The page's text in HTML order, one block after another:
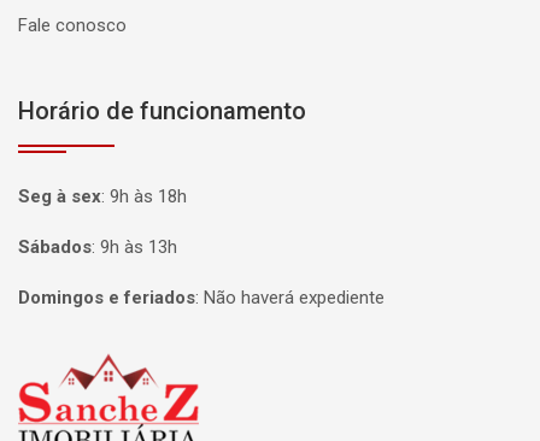
Fale conosco
Horário de funcionamento
Seg à sex: 9h às 18h
Sábados: 9h às 13h
Domingos e feriados: Não haverá expediente
Página inicial